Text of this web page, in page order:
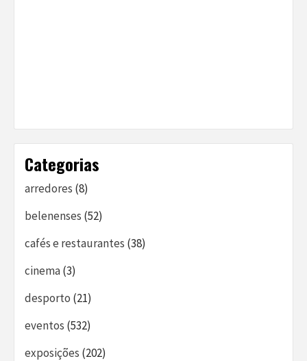
Categorias
arredores (8)
belenenses (52)
cafés e restaurantes (38)
cinema(3)
desporto (21)
eventos (532)
exposições (202)